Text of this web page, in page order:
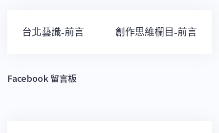
文
章
台北藝識-前言 創作思維欄目-前言
Facebook 留言板